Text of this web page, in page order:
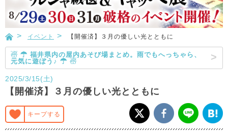
イベント 【開催済】３月の優しい光とともに
☃ ☂ 福井県内の屋内あそび場まとめ。雨でもへっちゃら、
元気に遊ぼう♪ ☂ ☃
2025/3/15(土)
【開催済】３月の優しい光とともに
キープする